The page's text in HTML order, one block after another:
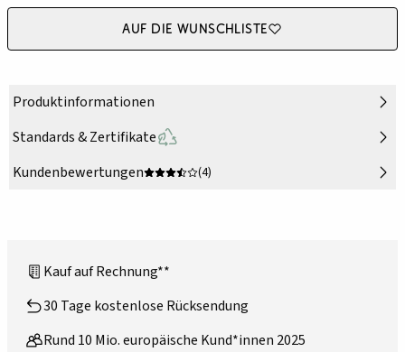
Auf die Wunschliste
Produktinformationen
Standards & Zertifikate
Kundenbewertungen
(4)
Kauf auf Rechnung**
30 Tage kostenlose Rücksendung
Rund 10 Mio. europäische Kund*innen 2025